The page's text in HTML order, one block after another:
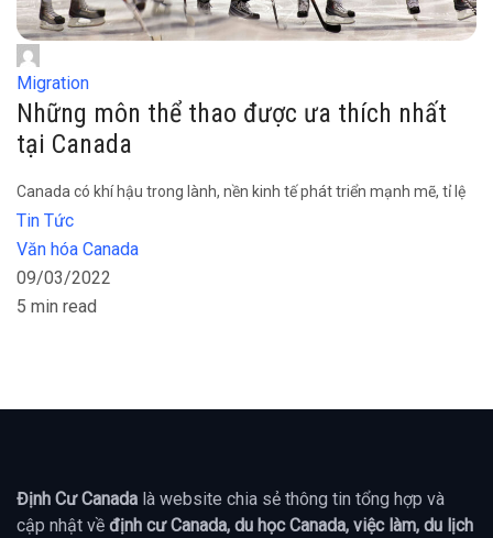
Migration
Những môn thể thao được ưa thích nhất
tại Canada
Canada có khí hậu trong lành, nền kinh tế phát triển mạnh mẽ, tỉ lệ
Tin Tức
Văn hóa Canada
09/03/2022
5 min read
Định Cư Canada là website chia sẻ thông tin tổng hợp và
cập nhật về định cư Canada, du học Canada, việc làm, du lịch